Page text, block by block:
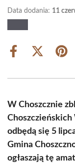
Data dodania: 11
Share
Share
(Twitter)
W Choszcznie
odbędą się 5
Gmina
ogłaszają tę